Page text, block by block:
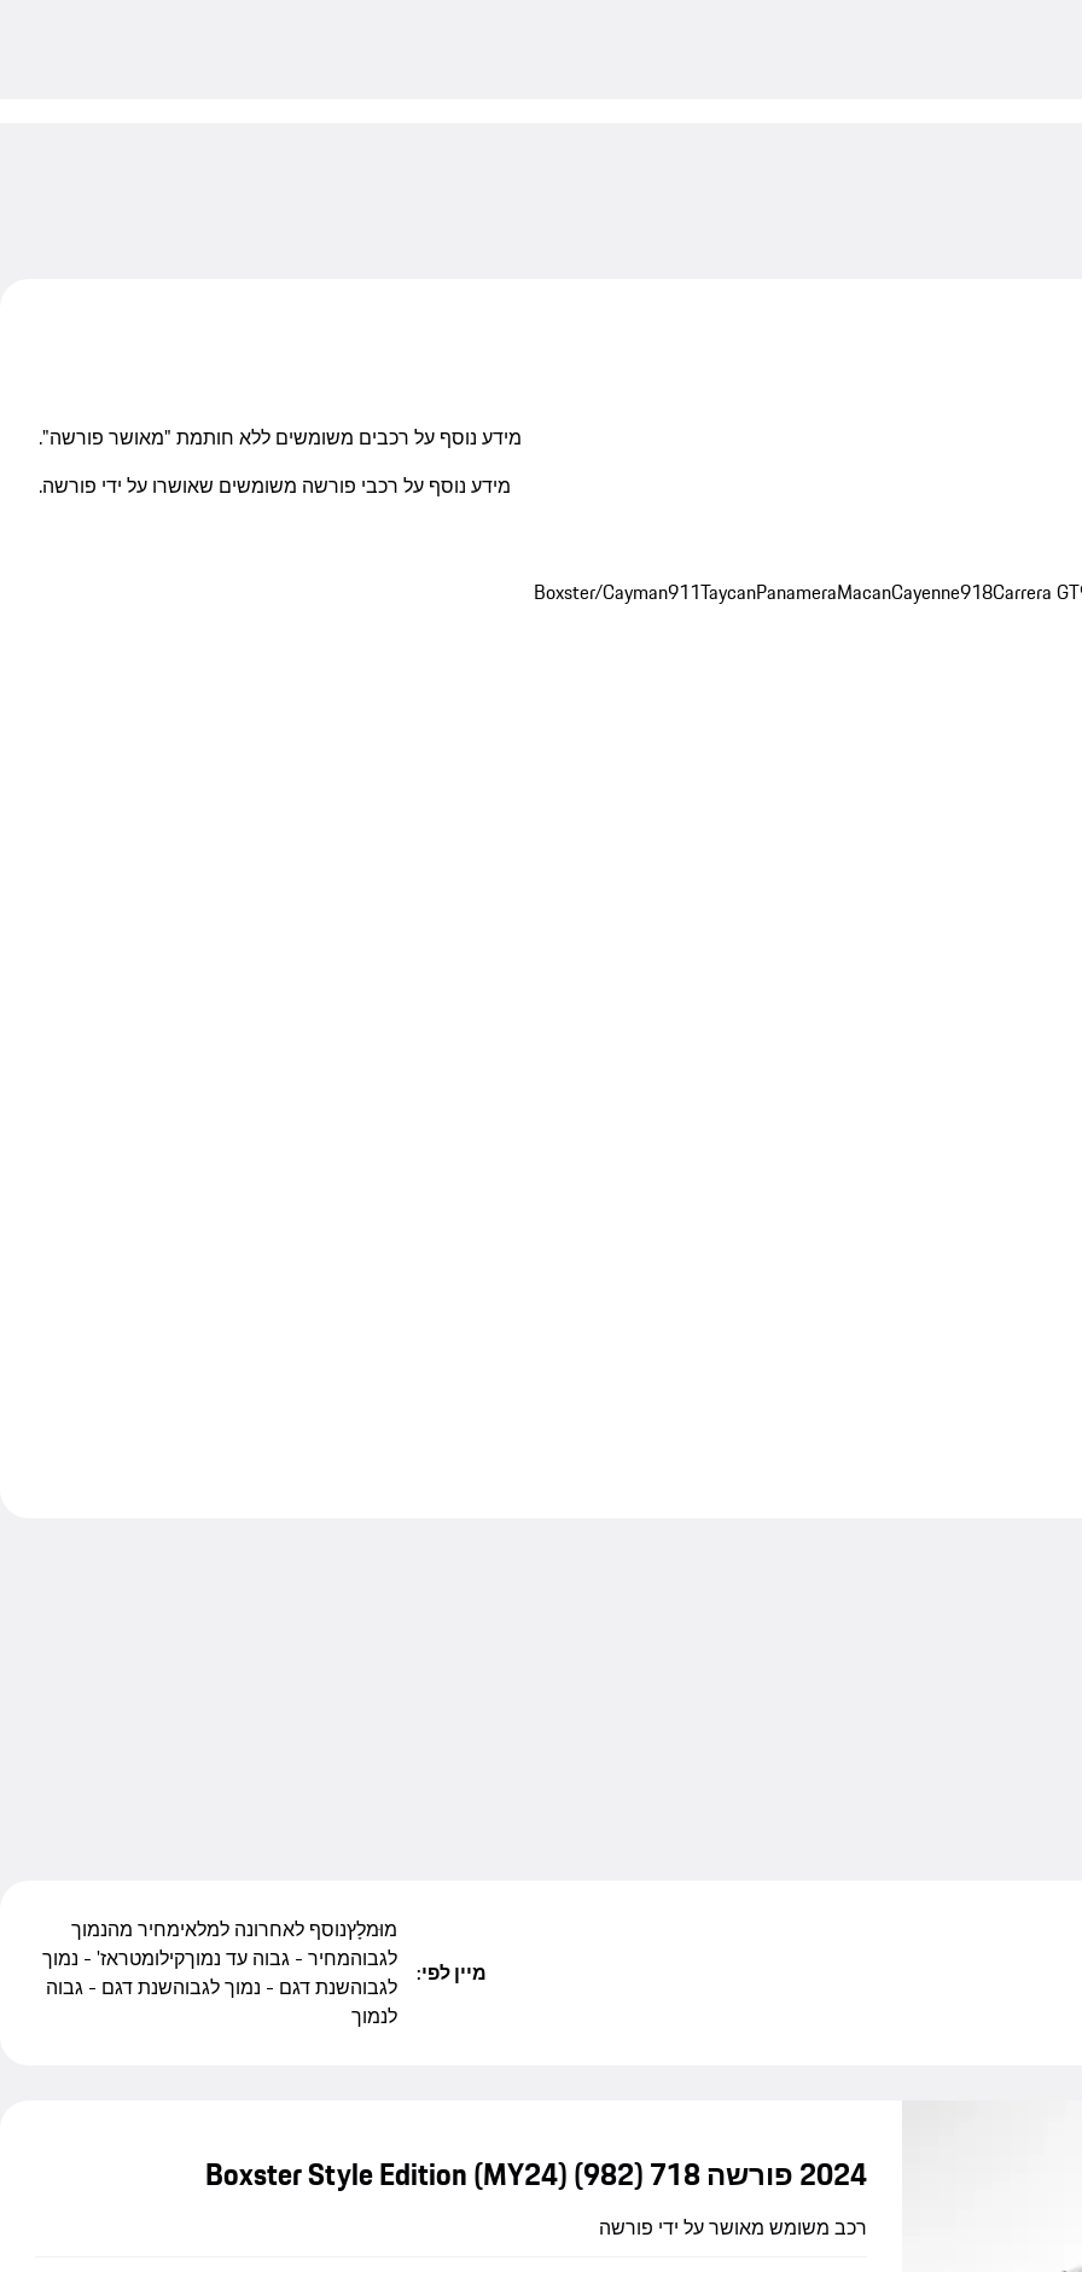
מידע נוסף על רכבים משומשים ללא חותמת "מאושר פורשה".
מידע נוסף על רכבי פורשה משומשים שאושרו על ידי פורשה.
911TaycanPanameraMacanCayenne918Carrera GT
מיין לפי:
מוּמלָץנוסף לאחרונה למלאימחיר מהנמוך
לגבוהמחיר - גבוה עד נמוךקילומטראז' - נמוך
לגבוהשנת דגם - נמוך לגבוהשנת דגם - גבוה
לנמוך
2024 פורשה 718 Boxster Style Edition (MY24) (982)
רכב משומש מאושר על ידי פורשה